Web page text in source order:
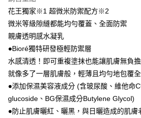
相關說明
【關於「AFTEE先享後付」】
AFTEE先享後付是「在收到商品之後才付款」的
１．簡單：不需註冊會員、不需綁卡、不需儲值。
２．便利：只要手機號碼，簡訊認證，即可結帳
３．安心：先確認商品／服務後，再付款。
【「AFTEE先享後付」結帳流程】
１．於結帳方式選擇「AFTEE先享後付」後，將
２．訂單成立數日內，您將收到繳費通知簡訊。
即享券
運送方式
全家取貨付款
每筆NT$65，滿NT$390(含以上)免運費
付款後全家取貨
花王獨家※1 超微米防禦配方※2
微米等級隙縫都能均勻覆蓋、全面防禦
親膚透明感水凝乳
●Bioré獨特研發極輕防禦層
水感清透！即可重複塗抹也能讓肌膚無負擔
就像多了一層肌膚般，輕薄且均勻地包覆
●添加保濕美容液成分 (含玻尿酸、維他命
glucoside、BG保濕成分Butylene Glycol)
●防止肌膚曬紅、曬黑，與日曬造成的肌膚